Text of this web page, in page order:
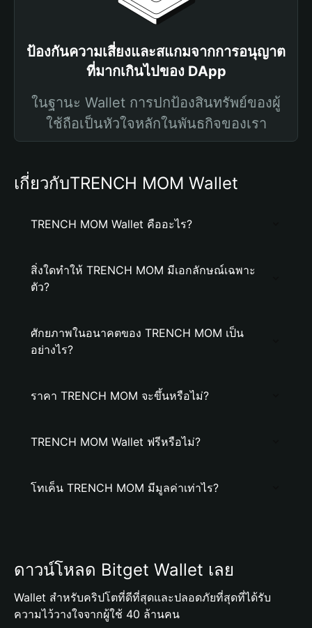
ป้องกันความเสี่ยงและสแกมจากการอนุญาต
ที่มากเกินไปของ DApp
ในฐานะ Wallet การปกป้องสินทรัพย์ของผู้
ใช้ถือเป็นหัวใจหลักในพันธกิจของเรา
เกี่ยวกับTRENCH MOM Wallet
TRENCH MOM Wallet คืออะไร?
สิ่งใดทำให้ TRENCH MOM มีเอกลักษณ์เฉพาะ
ตัว?
ศักยภาพในอนาคตของ TRENCH MOM เป็น
อย่างไร?
ราคา TRENCH MOM จะขึ้นหรือไม่?
TRENCH MOM Wallet ฟรีหรือไม่?
โทเค็น TRENCH MOM มีมูลค่าเท่าไร?
ดาวน์โหลด Bitget Wallet เลย
Wallet สำหรับคริปโตที่ดีที่สุดและปลอดภัยที่สุดที่ได้รับ
ความไว้วางใจจากผู้ใช้ 40 ล้านคน